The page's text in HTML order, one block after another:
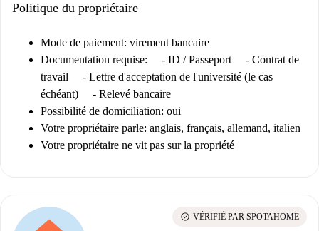
Politique du propriétaire
Mode de paiement: virement bancaire
Documentation requise: - ID / Passeport - Contrat de
travail - Lettre d'acceptation de l'université (le cas
échéant) - Relevé bancaire
Possibilité de domiciliation: oui
Votre propriétaire parle: anglais, français, allemand, italien
Votre propriétaire ne vit pas sur la propriété
check_circle VÉRIFIÉ PAR SPOTAHOME